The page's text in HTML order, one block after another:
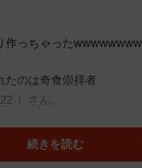
作っちゃったwwwwwwww
たのは奇食崇拝者
）さん。
、美しく盛り付けられた、
っています。そのインパク
続きを読む